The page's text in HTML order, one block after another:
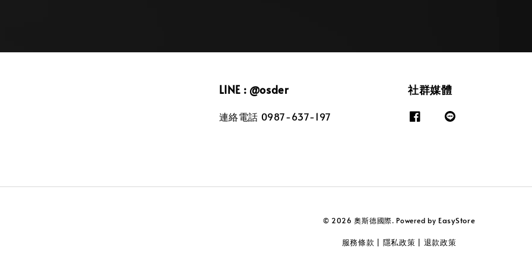
LINE : @osder
連絡電話 0987-637-197
社群媒體
© 2026 奧斯德國際. Powered by EasyStore
服務條款 隱私政策 退款政策